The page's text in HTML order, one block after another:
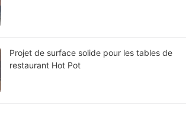
Projet de surface solide pour les tables de
restaurant Hot Pot